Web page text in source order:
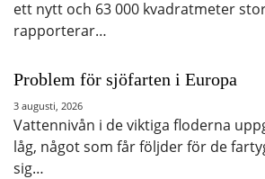
ett nytt och 63 000 kvadratmeter
rapporterar…
Problem för sjöfarten i Europa
3 augusti, 2026
Vattennivån i de viktiga floderna
låg, något som får följder för de
sig…